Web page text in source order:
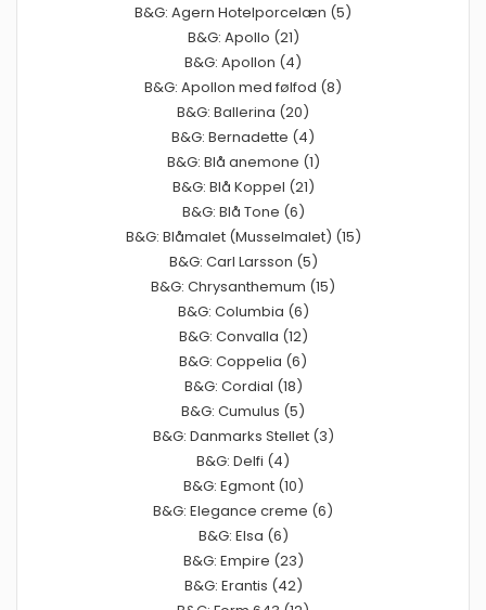
B&G: Agern Hotelporcelæn (5)
B&G: Apollo (21)
B&G: Apollon (4)
B&G: Apollon med følfod (8)
B&G: Ballerina (20)
B&G: Bernadette (4)
B&G: Blå anemone (1)
B&G: Blå Koppel (21)
B&G: Blå Tone (6)
B&G: Blåmalet (Musselmalet) (15)
B&G: Carl Larsson (5)
B&G: Chrysanthemum (15)
B&G: Columbia (6)
B&G: Convalla (12)
B&G: Coppelia (6)
B&G: Cordial (18)
B&G: Cumulus (5)
B&G: Danmarks Stellet (3)
B&G: Delfi (4)
B&G: Egmont (10)
B&G: Elegance creme (6)
B&G: Elsa (6)
B&G: Empire (23)
B&G: Erantis (42)